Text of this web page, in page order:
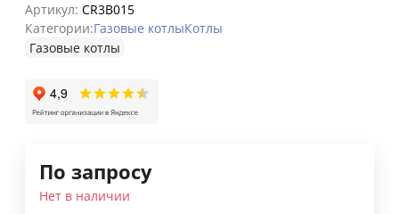
Артикул: CR3B015
Категории:Газовые котлыКотлы
Газовые котлы
По запросу
Нет в наличии